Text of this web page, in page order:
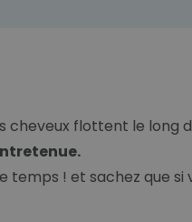
flottent le long
! et sachez que si